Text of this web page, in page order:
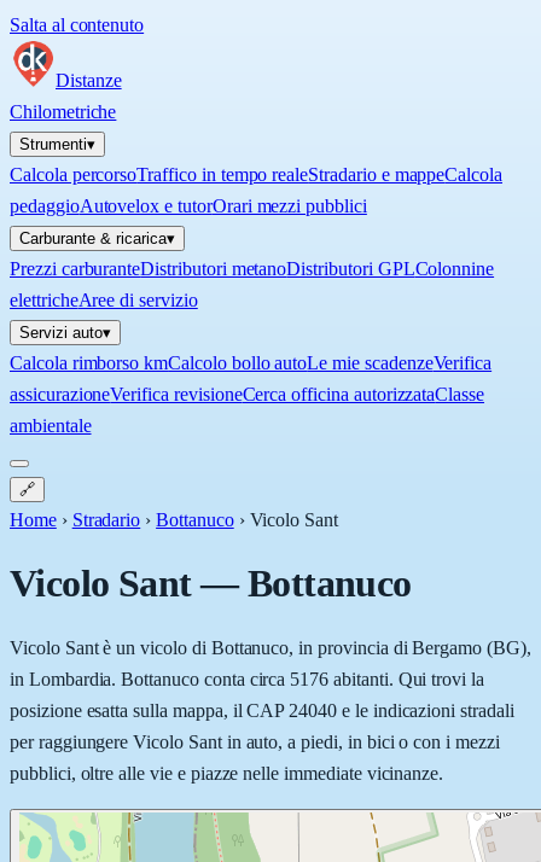
Salta al contenuto
Distanze
Chilometriche
Strumenti▾
Calcola percorsoTraffico in tempo realeStradario e mappeCalcola
pedaggioAutovelox e tutorOrari mezzi pubblici
Carburante & ricarica▾
Prezzi carburanteDistributori metanoDistributori GPLColonnine
elettricheAree di servizio
Servizi auto▾
Calcola rimborso kmCalcolo bollo autoLe mie scadenzeVerifica
assicurazioneVerifica revisioneCerca officina autorizzataClasse
ambientale
🔗
Home › Stradario › Bottanuco › Vicolo Sant
Vicolo Sant—Bottanuco
Vicolo Sant è un vicolo di Bottanuco, in provincia di Bergamo (BG),
in Lombardia. Bottanuco conta circa 5176 abitanti. Qui trovi la
posizione esatta sulla mappa, il CAP 24040 e le indicazioni stradali
per raggiungere Vicolo Sant in auto, a piedi, in bici o con i mezzi
pubblici, oltre alle vie e piazze nelle immediate vicinanze.